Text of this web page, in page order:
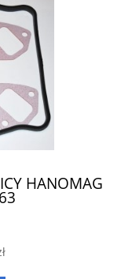
HANOMAG